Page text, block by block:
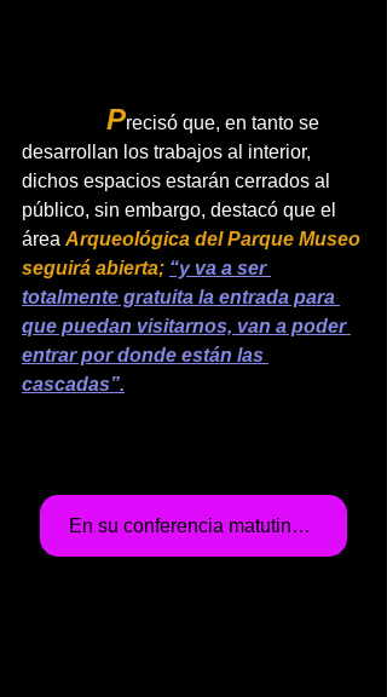
          P
recisó que, en tanto se
desarrollan los trabajos al interior,
dichos espacios estarán cerrados al
público, sin embargo, destacó que el
área Arqueológica del Parque Museo
seguirá abierta; “y va a ser
totalmente gratuita la entrada para
que puedan visitarnos, van a poder
entrar por donde están las
cascadas”.
En su conferencia matutina de este miércoles